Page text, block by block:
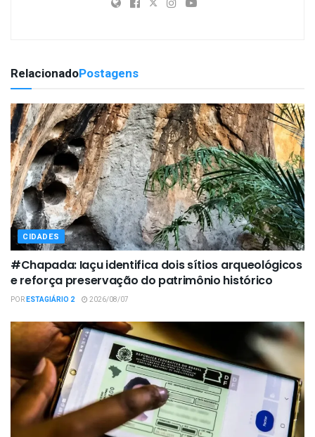
RelacionadoPostagens
CIDADES
#Chapada: Iaçu identifica dois sítios arqueológicos
e reforça preservação do patrimônio histórico
PORESTAGIÁRIO 2 2026/08/07